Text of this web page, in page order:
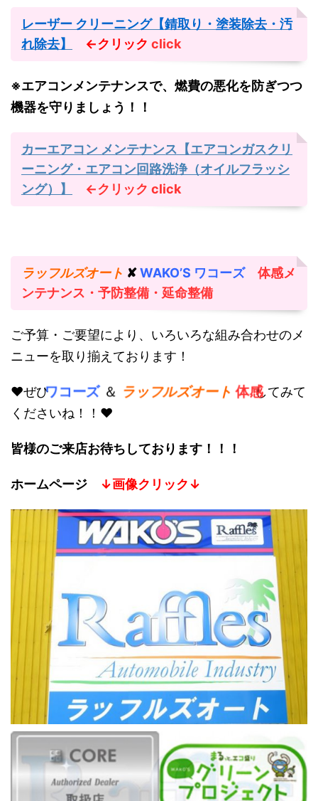
レーザー クリーニング【錆取り・塗装除去・汚
れ除去】
←クリック click
※エアコンメンテナンスで、燃費の悪化を防ぎつつ
機器を守りましょう！！
カーエアコン メンテナンス【エアコンガスクリ
ーニング・エアコン回路洗浄（オイルフラッシ
ング）】
←クリック click
ラッフルズオート ✘WAKO’S ワコーズ 体感メ
ンテナンス・予防整備・延命整備
ご予算・ご要望により、いろいろな組み合わせのメ
ニューを取り揃えております！
♥ぜひワコーズ＆ ラッフルズオート 体感してみて
くださいね！！♥
皆様のご来店お待ちしております！！！
ホームページ ↓画像クリック↓